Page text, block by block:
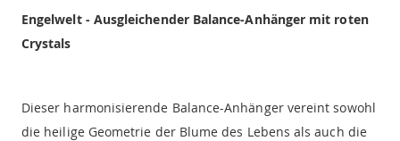
Engelwelt - Ausgleichender Balance-Anhänger mit roten
Crystals
Dieser harmonisierende Balance-Anhänger vereint sowohl
die heilige Geometrie der Blume des Lebens als auch die